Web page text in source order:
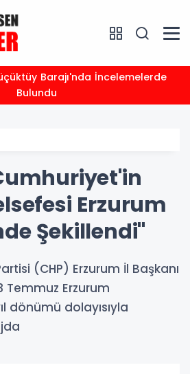
Bulundu
Erzurum
Şekillendi"
(CHP) Erzurum İl Başkanı
Temmuz Erzurum
dönümü dolayısıyla